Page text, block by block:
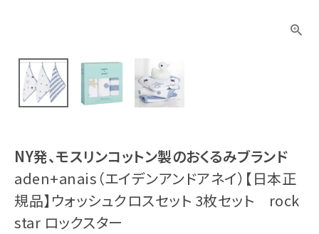
NY発、モスリンコットン製のおくるみブランド
aden+anais（エイデンアンドアネイ）【日本正
規品】ウォッシュクロスセット 3枚セット rock
star ロックスター